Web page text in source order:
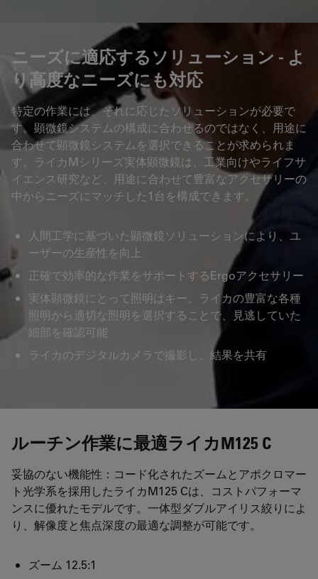
ニーズに適応するソリューション - よ
り高度なニーズにも対応
特定の作業には、それに応じたソリューションが必要で
す。顕微鏡システムの構成に合わせるのではなく、用途に
合わせて顕微鏡システムを選択できることが求められま
す。ライカMシリーズ実体顕微鏡は、工業向けやライフサ
イエンス研究など、用途に合わせて豊富なアクセサリーの
中からニーズにマッチした1台を構成できます。
人間工学に基づいた顕微鏡ソリューションにより、ユ
ーザーの生産性を向上
正確で効率的な作業をサポートするErgoアクセサリー
実体顕微鏡にとって照明はキー。ライカの豊富な各種
照明から適切な照明を選択することで、見逃していた
細部を確認可能
ライカのデジタルカメラで撮影し、結果を共有
ルーチン作業に最適ライカM125 C
妥協のない機能性：コード化されたズームとアポクロマー
ト光学系を採用したライカM125 Cは、コストパフォーマ
ンスに優れたモデルです。一体型ダブルアイリス絞りによ
り、解像度と焦点深度の最適な調整が可能です。
ズーム 12.5:1